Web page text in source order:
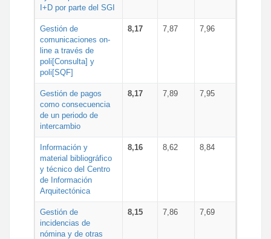
I+D por parte del SGI
Gestión de
comunicaciones on-
line a través de
poli[Consulta] y
poli[SQF]
8,17 7,87 7,96
Gestión de pagos
como consecuencia
de un periodo de
intercambio
8,17 7,89 7,95
Información y
material bibliográfico
y técnico del Centro
de Información
Arquitectónica
8,16 8,62 8,84
Gestión de
incidencias de
nómina y de otras
8,15 7,86 7,69